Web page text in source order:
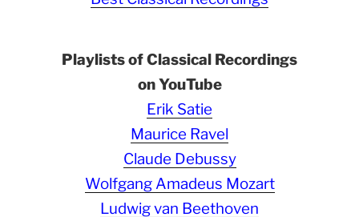
Playlists of Classical Recordings
on YouTube
Erik Satie
Maurice Ravel
Claude Debussy
Wolfgang Amadeus Mozart
Ludwig van Beethoven